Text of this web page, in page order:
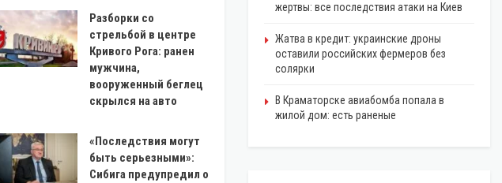
Разборки со
стрельбой в центре
Кривого Рога: ранен
мужчина,
вооруженный беглец
скрылся на авто
«Последствия могут
быть серьезными»:
Сибига предупредил о
жертвы: все последствия атаки на Киев
Жатва в кредит: украинские дроны
оставили российских фермеров без
солярки
В Краматорске авиабомба попала в
жилой дом: есть раненые